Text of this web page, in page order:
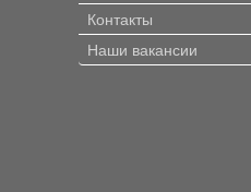
Контакты
Наши вакансии